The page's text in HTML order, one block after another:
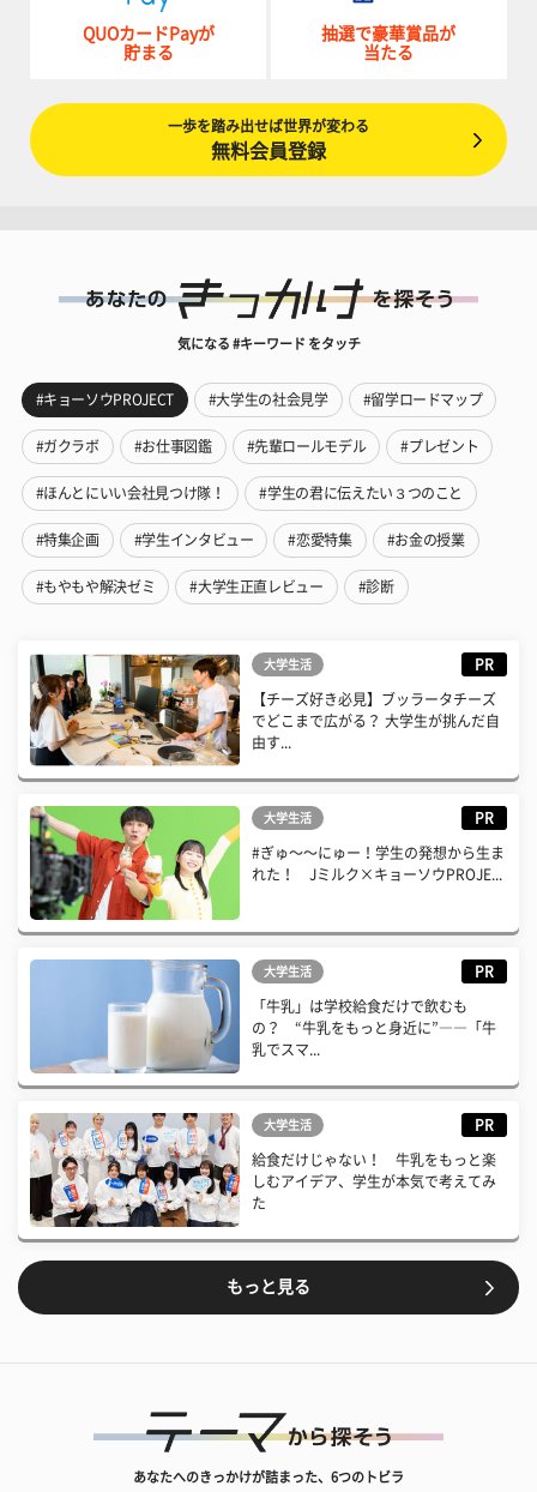
QUOカードPayが
貯まる
抽選で豪華賞品が
当たる
一歩を踏み出せば世界が変わる
無料会員登録
気になる #キーワード をタッチ
#キョーソウPROJECT #大学生の社会見学 #留学ロードマップ
#ガクラボ #お仕事図鑑 #先輩ロールモデル #プレゼント
#ほんとにいい会社見つけ隊！ #学生の君に伝えたい３つのこと
#特集企画 #学生インタビュー #恋愛特集 #お金の授業
#もやもや解決ゼミ #大学生正直レビュー #診断
大学生活 PR
【チーズ好き必見】ブッラータチーズ
でどこまで広がる？ 大学生が挑んだ自
由す...
大学生活 PR
#ぎゅ〜〜にゅー！学生の発想から生ま
れた！ Jミルク×キョーソウPROJE...
大学生活 PR
「牛乳」は学校給食だけで飲むも
の？ “牛乳をもっと身近に”――「牛
乳でスマ...
大学生活 PR
給食だけじゃない！ 牛乳をもっと楽
しむアイデア、学生が本気で考えてみ
た
もっと見る
あなたへのきっかけが詰まった、6つのトビラ